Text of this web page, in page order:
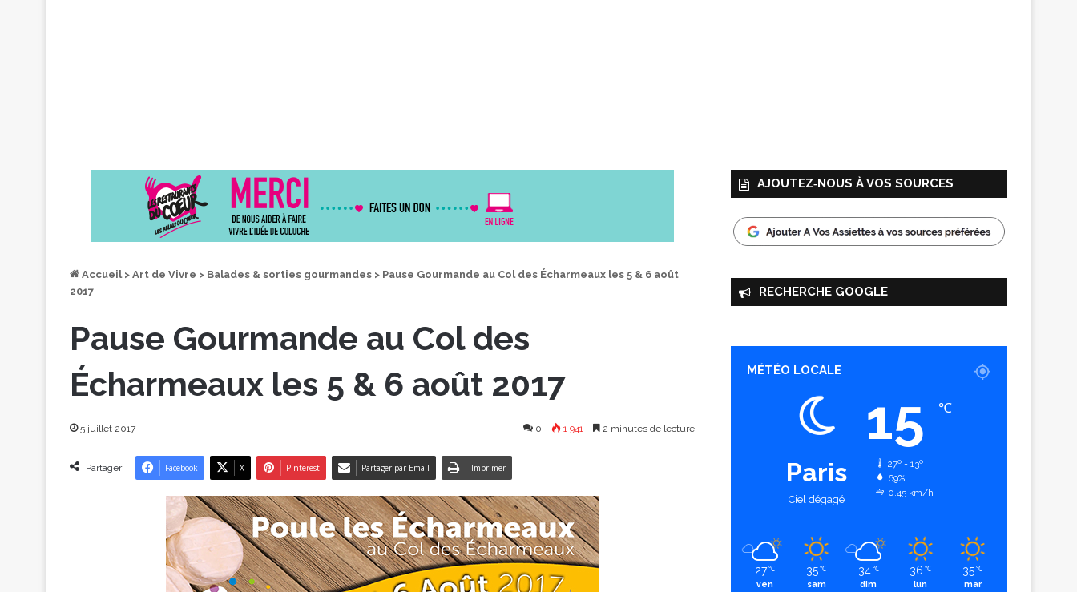
Accueil > Art de Vivre > Balades & sorties gourmandes > Pause Gourmande au Col des Écharmeaux les 5 & 6 août
2017
Pause Gourmande au Col des
Écharmeaux les 5 & 6 août 2017
5 juillet 2017 0 1 941 2 minutes de lecture
Partager Facebook X Pinterest Partager par Email Imprimer
AJOUTEZ‑NOUS À VOS SOURCES
RECHERCHE GOOGLE
MÉTÉO LOCALE
Paris
Ciel dégagé
15 ℃
27º - 13º
69%
0.45 km/h
27 ℃
ven
35 ℃
sam
34 ℃
dim
36 ℃
lun
35 ℃
mar